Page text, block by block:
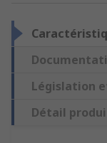
Législation
Détail